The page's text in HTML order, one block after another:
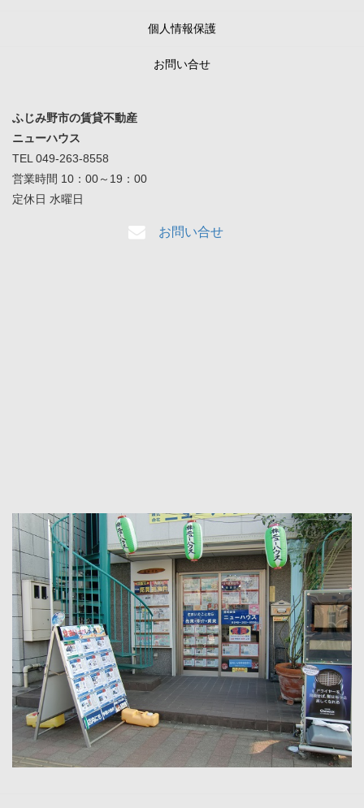
個人情報保護
お問い合せ
ふじみ野市の賃貸不動産
ニューハウス
TEL 049-263-8558
営業時間 10：00～19：00
定休日 水曜日
お問い合せ